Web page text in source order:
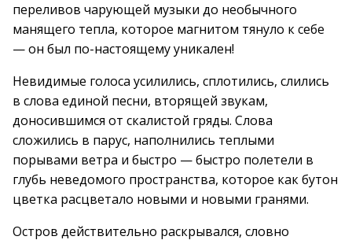
переливов чарующей музыки до необычного
манящего тепла, которое магнитом тянуло к себе
— он был по-настоящему уникален!
Невидимые голоса усилились, сплотились, слились
в слова единой песни, вторящей звукам,
доносившимся от скалистой гряды. Слова
сложились в парус, наполнились теплыми
порывами ветра и быстро — быстро полетели в
глубь неведомого пространства, которое как бутон
цветка расцветало новыми и новыми гранями.
Остров действительно раскрывался, словно